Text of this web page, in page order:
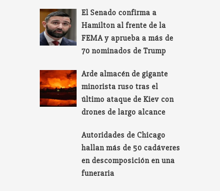
El Senado confirma a
Hamilton al frente de la
FEMA y aprueba a más de
70 nominados de Trump
Arde almacén de gigante
minorista ruso tras el
último ataque de Kiev con
drones de largo alcance
Autoridades de Chicago
hallan más de 50 cadáveres
en descomposición en una
funeraria